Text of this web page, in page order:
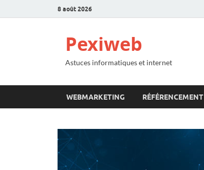
8 août 2026
Pexiweb
Astuces informatiques et internet
WEBMARKETING RÉFÉRENCEMENT